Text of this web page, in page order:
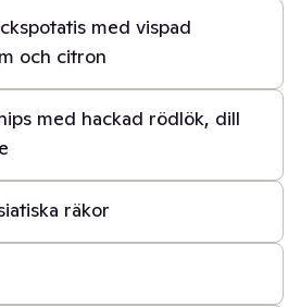
med vispad
och citron
med hackad rödlök, dill
räkor